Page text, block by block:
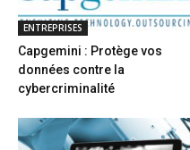
ENTREPRISES
Capgemini : Protège vos
données contre la
cybercriminalité